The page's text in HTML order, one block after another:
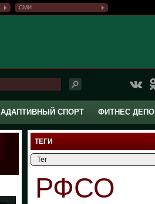
СМИ
АДАПТИВНЫЙ СПОРТ ФИТНЕС ДЕПО
ТЕГИ
РФСО